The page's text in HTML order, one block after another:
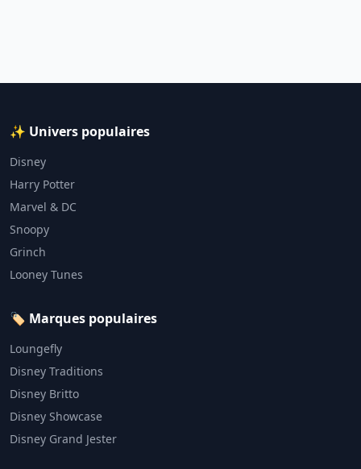
✨ Univers populaires
Disney
Harry Potter
Marvel & DC
Snoopy
Grinch
Looney Tunes
🏷️ Marques populaires
Loungefly
Disney Traditions
Disney Britto
Disney Showcase
Disney Grand Jester